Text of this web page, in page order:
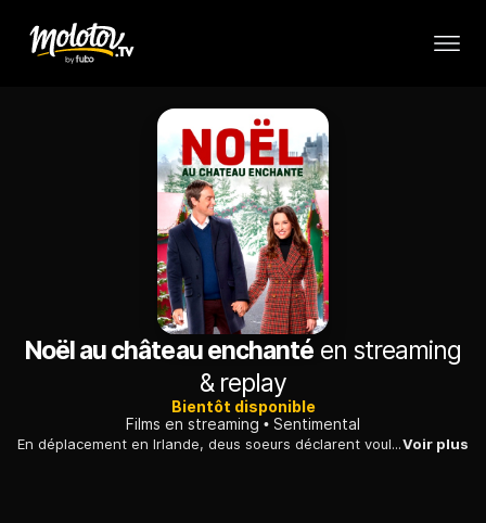
Noël au château enchanté en streaming
& replay
Bientôt disponible
Films en streaming
Sentimental
En déplacement en Irlande, deus soeurs déclarent vouloir se charger d'organiser les festivités de Noël au propriétaire d'un château malgré leur inexpérience en la matière.Voir plus